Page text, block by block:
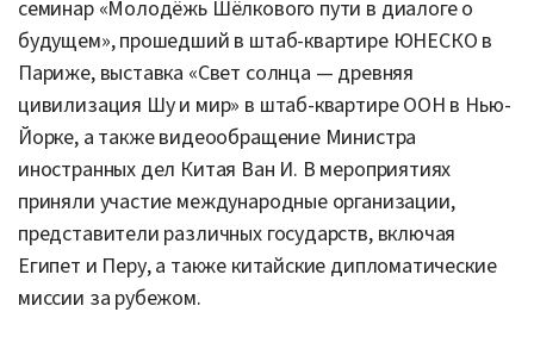
семинар «Молодёжь Шёлкового пути в диалоге о
будущем», прошедший в штаб-квартире ЮНЕСКО в
Париже, выставка «Свет солнца — древняя
цивилизация Шу и мир» в штаб-квартире ООН в Нью-
Йорке, а также видеообращение Министра
иностранных дел Китая Ван И. В мероприятиях
приняли участие международные организации,
представители различных государств, включая
Египет и Перу, а также китайские дипломатические
миссии за рубежом.